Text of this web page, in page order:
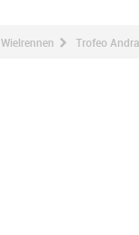
Wielrennen Trofeo